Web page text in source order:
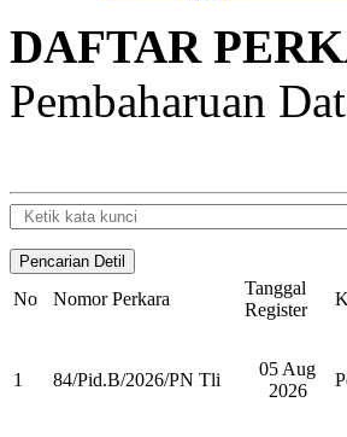
DAFTAR
Pembaharuan
No Nomor Perkara
Tanggal
Register
1 84/Pid.B/2026/PN Tli
05 Aug
2026